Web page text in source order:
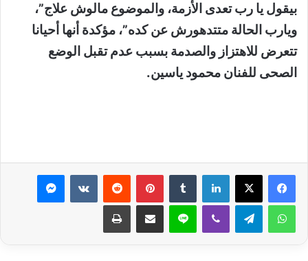
بيقول يا رب تعدى الأزمة، والموضوع مالوش علاج”،
ويارب الحالة متتدهورش عن كده”، مؤكدة أنها أحيانا
تتعرض للاهتزاز والصدمة بسبب عدم تقبل الوضع
الصحى للفنان محمود ياسين.
لينكدإن بينتيريست ماسنجر
واتساب تيلقرام ڤايبر لاين مشاركة عبر البريد طباعة